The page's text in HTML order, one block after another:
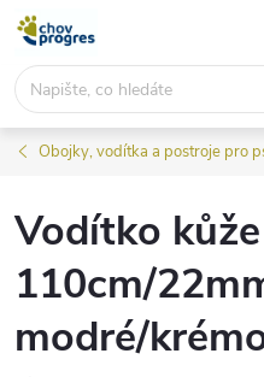
Přejít
obsah
Obojky, vodítka a postroje pro
Vodítko
110cm/
modré/